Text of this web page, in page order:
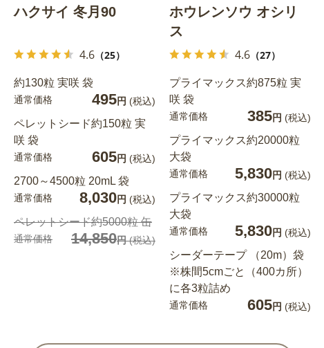
ハクサイ 冬月90
4.6 （25）
約130粒 実咲 袋
通常価格 495円 (税込)
ペレットシード約150粒 実
咲 袋
通常価格 605円 (税込)
2700～4500粒 20mL 袋
通常価格 8,030円 (税込)
ペレットシード約5000粒 缶
通常価格 14,850円(税込)
ホウレンソウ オシリ
ス
4.6 （27）
プライマックス約875粒 実
咲 袋
通常価格 385円 (税込)
プライマックス約20000粒
大袋
通常価格 5,830円 (税込)
プライマックス約30000粒
大袋
通常価格 5,830円 (税込)
シーダーテープ （20m）袋
※株間5cmごと（400カ所）
に各3粒詰め
通常価格 605円 (税込)